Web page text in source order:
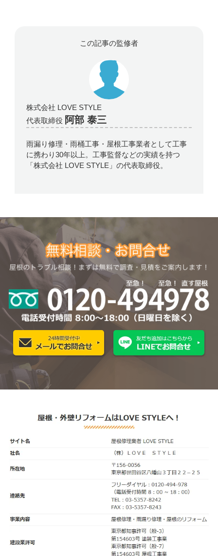
この記事の監修者
株式会社 LOVE STYLE
代表取締役 阿部 泰三
雨漏り修理・雨桶工事・屋根工事業者として工事
に携わり30年以上。工事監督などの実績を持つ
「株式会社 LOVE STYLE」の代表取締役。